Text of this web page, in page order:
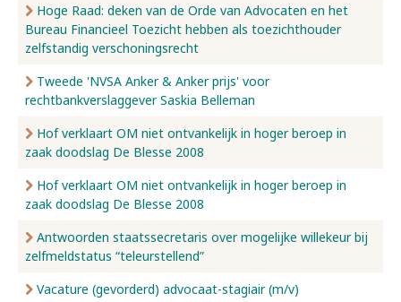
Hoge Raad: deken van de Orde van Advocaten en het
Bureau Financieel Toezicht hebben als toezichthouder
zelfstandig verschoningsrecht
Tweede 'NVSA Anker & Anker prijs' voor
rechtbankverslaggever Saskia Belleman
Hof verklaart OM niet ontvankelijk in hoger beroep in
zaak doodslag De Blesse 2008
Hof verklaart OM niet ontvankelijk in hoger beroep in
zaak doodslag De Blesse 2008
Antwoorden staatssecretaris over mogelijke willekeur bij
zelfmeldstatus “teleurstellend”
Vacature (gevorderd) advocaat-stagiair (m/v)